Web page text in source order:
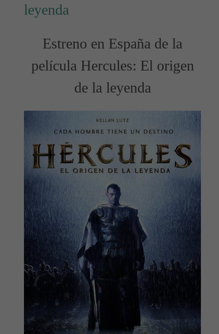
leyenda
Estreno en España de la
película Hercules: El origen
de la leyenda